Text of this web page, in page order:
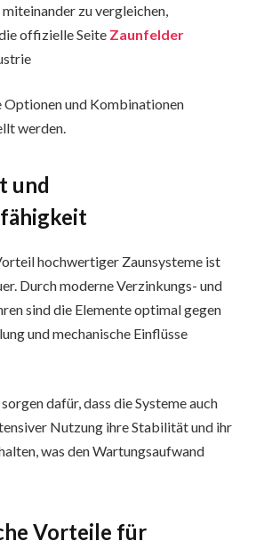
zu vergleichen,
offizielle Seite Zaunfelder
Optionen und Kombinationen
werden.
und
hochwertiger Zaunsysteme ist
Durch moderne Verzinkungs- und
sind die Elemente optimal gegen
und mechanische Einflüsse
dafür, dass die Systeme auch
Nutzung ihre Stabilität und ihr
was den Wartungsaufwand
Vorteile für